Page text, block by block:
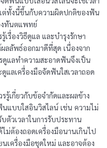
ต่ทั้งนี้ขึ้นกับความผิดปกติของฟัน
งทันตแพทย์
เรื่องวิธีดูแล และบำรุงรักษา
ลลัพธ์ออกมาดีที่สุด เนื่องจาก
แลทำความสะอาดฟันจึงเป็น
แลเครื่องมือจัดฟันใสเวลาถอด
รรู้เกี่ยวกับข้อจำกัดและผลข้าง
นแบบใสอินวิสไลน์ เช่น ความไม่
ตัวเวลาในการรับประทาน
ม่ต้องถอดเครื่องมือนานเกินไป
นเครื่องมือชุดใหม่ และอาจต้อง